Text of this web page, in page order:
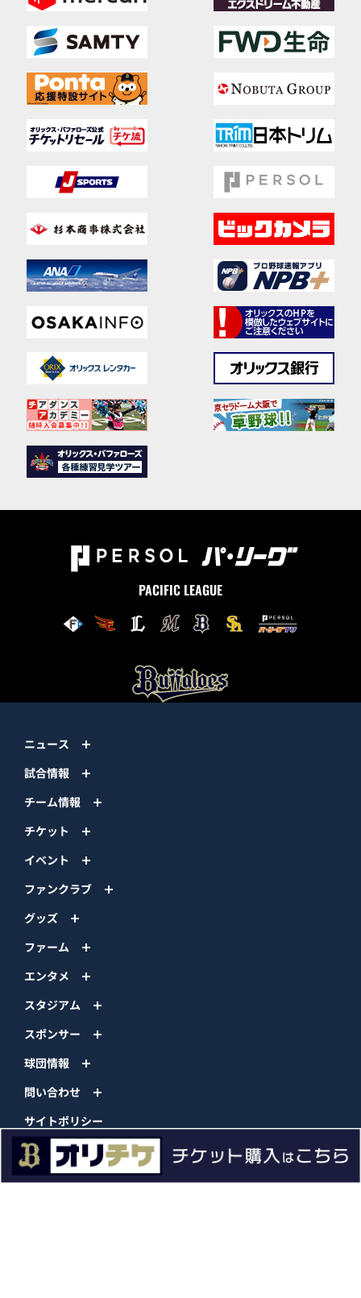
PACIFIC LEAGUE
ニュース
試合情報
チーム情報
チケット
イベント
ファンクラブ
グッズ
ファーム
エンタメ
スタジアム
スポンサー
球団情報
問い合わせ
サイトポリシー
プロパティ規定
プライバシーポリシー